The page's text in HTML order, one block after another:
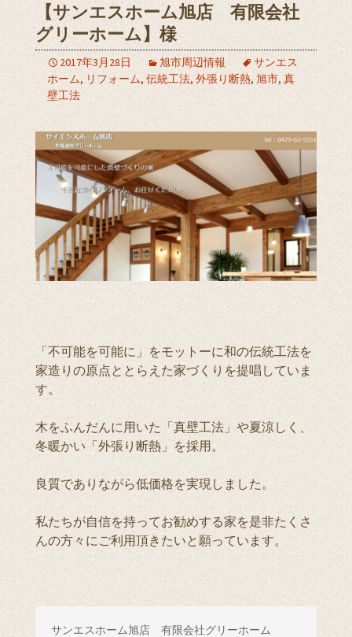
【サンエスホーム旭店 有限会社
グリーホーム】様
2017年3月28日 旭市周辺情報
サンエス
ホーム, リフォーム, 伝統工法, 外張り断熱, 旭市, 真
壁工法
「不可能を可能に」をモットーに和の伝統工法を
家造りの原点ととらえた家づくりを提唱していま
す。
木をふんだんに用いた「真壁工法」や夏涼しく、
冬暖かい「外張り断熱」を採用。
良質でありながら低価格を実現しました。
私たちが自信を持ってお勧めする家を是非たくさ
んの方々にご利用頂きたいと願っています。
サンエスホーム旭店　有限会社グリーホーム